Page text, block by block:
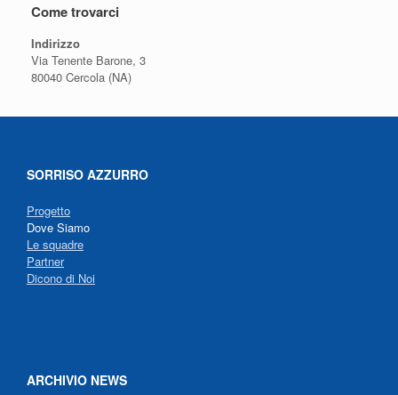
Come trovarci
Indirizzo
Via Tenente Barone, 3
80040 Cercola (NA)
SORRISO AZZURRO
Progetto
Dove Siamo
Le squadre
Partner
Dicono di Noi
ARCHIVIO NEWS